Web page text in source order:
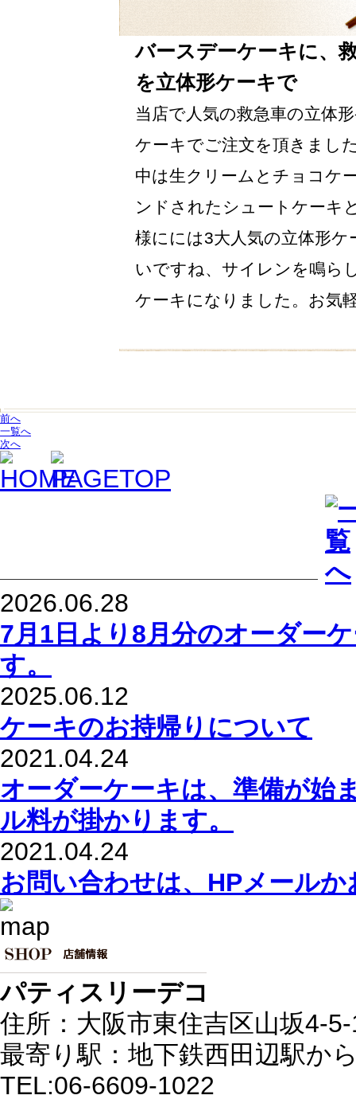
バースデーケーキに、
を立体形ケーキで
当店で人気の救急車の立体
ケーキでご注文を頂きまし
中は生クリームとチョコケ
ンドされたシュートケーキ
様にには3大人気の立体形
いですね、サイレンを鳴ら
ケーキになりました。お気
前へ
一覧へ
次へ
2026.06.28
7月1日より8月分のオーダー
す。
2025.06.12
ケーキのお持帰りについて
2021.04.24
オーダーケーキは、準備が始
ル料が掛かります。
2021.04.24
お問い合わせは、HPメール
パティスリーデコ
住所：大阪市東住吉区山坂4-
最寄り駅：地下鉄西田辺駅か
TEL:06-6609-1022